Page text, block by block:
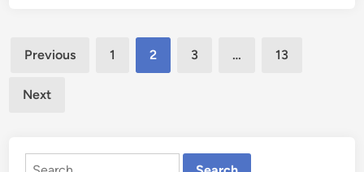
Posts
Previous 1 2 3 … 13
Next
Search